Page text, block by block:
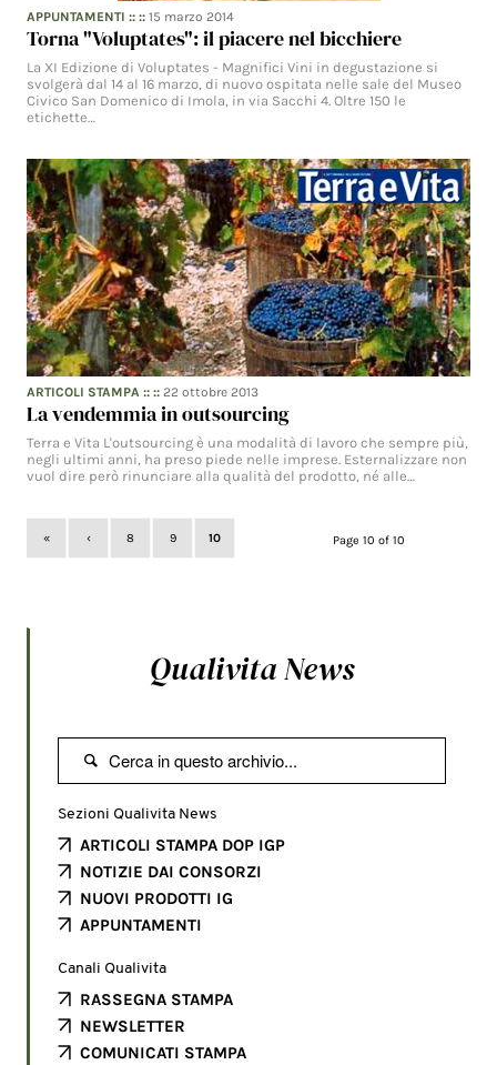
APPUNTAMENTI :: ::15 marzo 2014
Torna "Voluptates": il piacere nel bicchiere
La XI Edizione di Voluptates - Magnifici Vini in degustazione si
svolgerà dal 14 al 16 marzo, di nuovo ospitata nelle sale del Museo
Civico San Domenico di Imola, in via Sacchi 4. Oltre 150 le
etichette…
ARTICOLI STAMPA :: ::22 ottobre 2013
La vendemmia in outsourcing
Terra e Vita L'outsourcing è una modalità di lavoro che sempre più,
negli ultimi anni, ha preso piede nelle imprese. Esternalizzare non
vuol dire però rinunciare alla qualità del prodotto, né alle…
Page 10 of 10
« ‹ 8 9 10
Qualivita News

Sezioni Qualivita News
ARTICOLI STAMPA DOP IGP
NOTIZIE DAI CONSORZI
NUOVI PRODOTTI IG
APPUNTAMENTI
Canali Qualivita
RASSEGNA STAMPA
NEWSLETTER
COMUNICATI STAMPA